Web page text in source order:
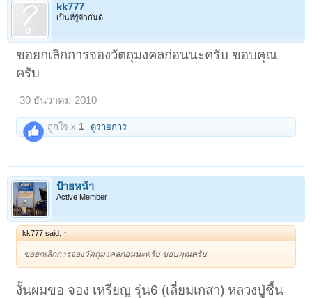
kk777
เป็นที่รู้จักกันดี
ขอยกเลิกการจองวัตถุมงคลก่อนนะครับ ขอบคุณ
ครับ
30 ธันวาคม 2010
ถูกใจ x 1 ดูรายการ
ป้ายหน้า
Active Member
kk777 said: ↑
ขอยกเลิกการจองวัตถุมงคลก่อนนะครับ ขอบคุณครับ
งั้นผมขอ จอง เหรียญ รุ่น6 (เลี่ยมเกสา) หลวงปู่ชื้น